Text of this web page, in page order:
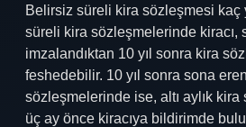
Belirsiz süreli kira sözleşmesi kaç
süreli kira sözleşmelerinde kiracı,
imzalandıktan 10 yıl sonra kira
feshedebilir. 10 yıl sonra sona
sözleşmelerinde ise, altı aylık
üç ay önce kiracıya bildirimde